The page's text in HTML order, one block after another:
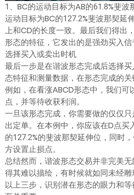
1、BC的运动目标为AB的61.8%斐
运动目标为BC的127.2%斐波那契延
上和CD的长度一致。最后我们得出
形态的特征，它发出的是强劲买入信
选择买入或卖出时机
最后一步是在谐波形态完成后选择
态特征和测量数据，在形态完成的关
例如，在看涨ABCD形态中，我们可
点，并等待收获利润。
一旦该形态完成，你需要做的仅仅
出定单。在本例中，你应该在D点买
的127.2%的斐波那契延伸位，同时
方设置止损点。
总结然而，谐波形态交易并非完美
得其难以描绘，有时候就如同未经
以上三步，识别潜在形态的眼力和